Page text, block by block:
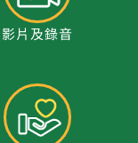
影片及錄音